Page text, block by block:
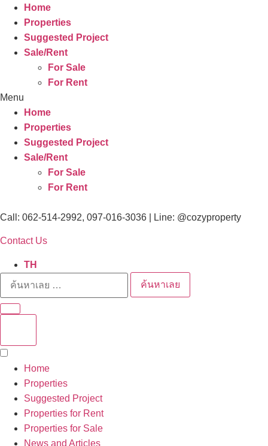
Home
Properties
Suggested Project
Sale/Rent
For Sale
For Rent
Menu
Home
Properties
Suggested Project
Sale/Rent
For Sale
For Rent
Call: 062-514-2992, 097-016-3036 | Line: @cozyproperty
Contact Us
TH
ค้นหาเลย
Home
Properties
Suggested Project
Properties for Rent
Properties for Sale
News and Articles